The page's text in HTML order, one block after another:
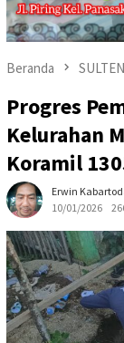
Beranda
Progres
Kelurahan
Koramil
Erwin
10/01/2026